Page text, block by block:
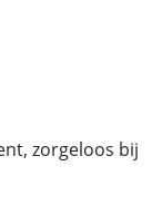
zorgeloos bij